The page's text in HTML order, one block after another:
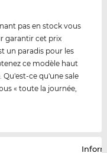
pas en stock vous
garantir cet prix
un paradis pour les
ce modèle haut
ce qu'une sale
« toute la journée,